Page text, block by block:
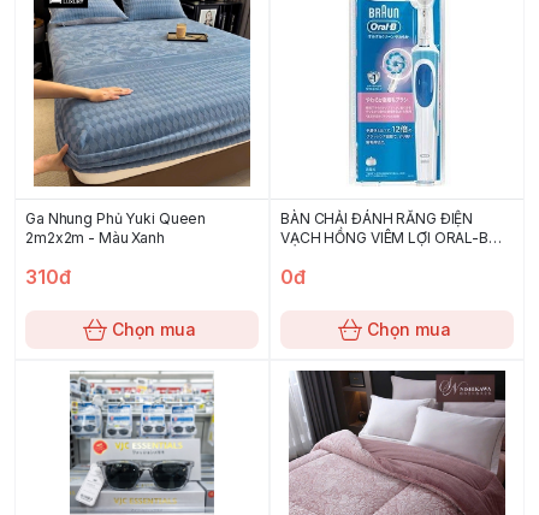
Ga Nhung Phủ Yuki Queen
2m2x2m - Màu Xanh
310đ
Chọn mua
BÀN CHẢI ĐÁNH RĂNG ĐIỆN
VẠCH HỒNG VIÊM LỢI ORAL-B
0đ
Chọn mua